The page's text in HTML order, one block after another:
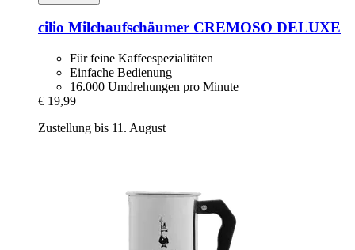
cilio Milchaufschäumer CREMOSO DELUXE
Für feine Kaffeespezialitäten
Einfache Bedienung
16.000 Umdrehungen pro Minute
€ 19,99
Zustellung bis 11. August